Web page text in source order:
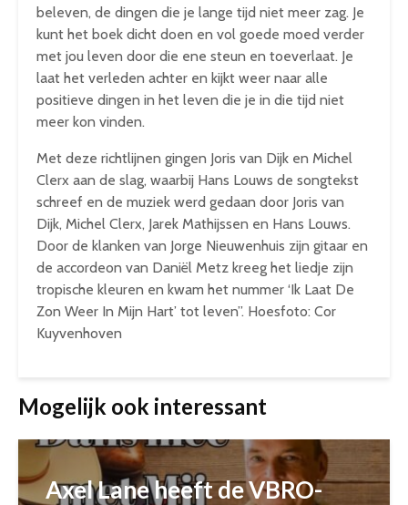
beleven, de dingen die je lange tijd niet meer zag. Je
kunt het boek dicht doen en vol goede moed verder
met jou leven door die ene steun en toeverlaat. Je
laat het verleden achter en kijkt weer naar alle
positieve dingen in het leven die je in die tijd niet
meer kon vinden.
Met deze richtlijnen gingen Joris van Dijk en Michel
Clerx aan de slag, waarbij Hans Louws de songtekst
schreef en de muziek werd gedaan door Joris van
Dijk, Michel Clerx, Jarek Mathijssen en Hans Louws.
Door de klanken van Jorge Nieuwenhuis zijn gitaar en
de accordeon van Daniël Metz kreeg het liedje zijn
tropische kleuren en kwam het nummer ‘Ik Laat De
Zon Weer In Mijn Hart’ tot leven”. Hoesfoto: Cor
Kuyvenhoven
Mogelijk ook interessant
Axel Lane heeft de VBRO-